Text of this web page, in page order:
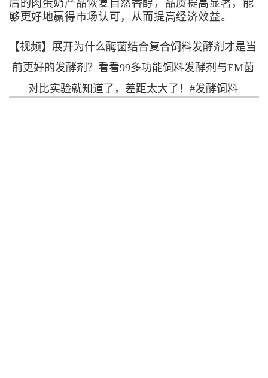
后的肉蛋奶产品恢复自然香醇，品质提高显著，能
够更好地赢得市场认可，从而提高经济效益。
【视频】展开为什么酶菌结合复合饲料发酵剂才是当
前更好的发酵剂？看看99多功能饲料发酵剂与EM菌
对比实验就知道了，差距太大了！#发酵饲料